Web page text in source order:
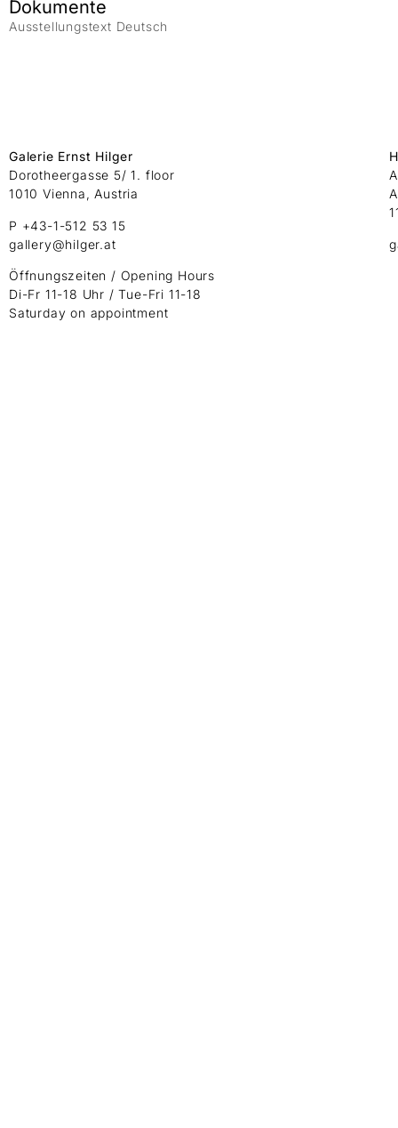
Dokumente
Ausstellungstext Deutsch
Galerie Ernst Hilger
Dorotheergasse 5/ 1. floor
1010 Vienna, Austria
P +43-1-512 53 15
gallery@hilger.at
Öffnungszeiten / Opening Hours
Di-Fr 11-18 Uhr / Tue-Fri 11-18
Saturday on appointment